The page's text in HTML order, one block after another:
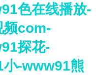
色在线播放-
频com-
探花-
-www91熊